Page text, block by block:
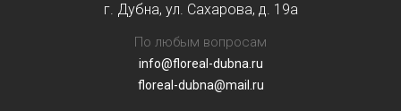
г. Дубна, ул. Сахарова, д. 19a
По любым вопросам
info@floreal-dubna.ru
floreal-dubna@mail.ru